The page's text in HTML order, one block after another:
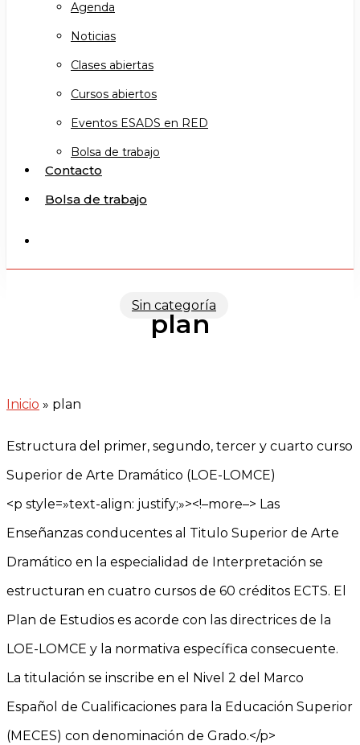
Agenda
Noticias
Clases abiertas
Cursos abiertos
Eventos ESADS en RED
Bolsa de trabajo
Contacto
Bolsa de trabajo
Sin categoría
plan
Inicio » plan
Estructura del primer, segundo, tercer y cuarto curso
Superior de Arte Dramático (LOE-LOMCE)
<p style=»text-align: justify;»><!–more–> Las
Enseñanzas conducentes al Titulo Superior de Arte
Dramático en la especialidad de Interpretación se
estructuran en cuatro cursos de 60 créditos ECTS. El
Plan de Estudios es acorde con las directrices de la
LOE-LOMCE y la normativa específica consecuente.
La titulación se inscribe en el Nivel 2 del Marco
Español de Cualificaciones para la Educación Superior
(MECES) con denominación de Grado.</p>